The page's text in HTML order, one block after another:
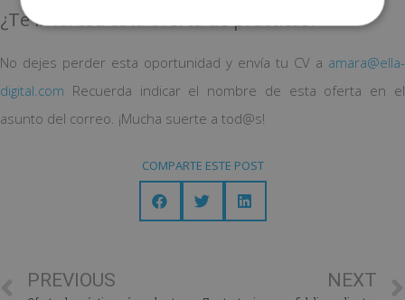
¿Te interesa esta oferta de prácticas?
No dejes perder esta oportunidad y envía tu CV a amara@ella-
digital.com Recuerda indicar el nombre de esta oferta en el
asunto del correo. ¡Mucha suerte a tod@s!
COMPARTE ESTE POST
PREVIOUS NEXT